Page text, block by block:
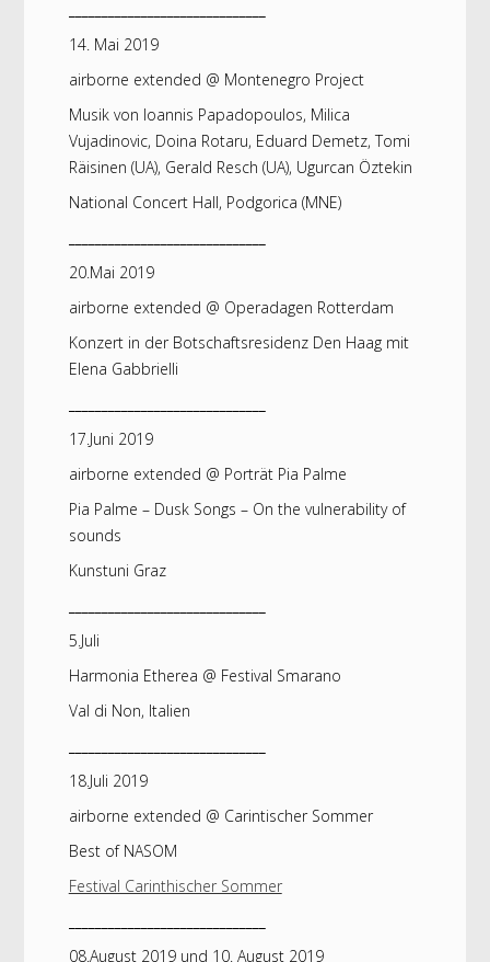
14. Mai 2019
airborne extended @ Montenegro Project
Musik von Ioannis Papadopoulos, Milica
Vujadinovic, Doina Rotaru, Eduard Demetz, Tomi
Räisinen (UA), Gerald Resch (UA), Ugurcan Öztekin
National Concert Hall, Podgorica (MNE)
20.Mai 2019
airborne extended @ Operadagen Rotterdam
Konzert in der Botschaftsresidenz Den Haag mit
Elena Gabbrielli
17.Juni 2019
airborne extended @ Porträt Pia Palme
Pia Palme – Dusk Songs – On the vulnerability of
sounds
Kunstuni Graz
5.Juli
Harmonia Etherea @ Festival Smarano
Val di Non, Italien
18.Juli 2019
airborne extended @ Carintischer Sommer
Best of NASOM
Festival Carinthischer Sommer
08.August 2019 und 10. August 2019